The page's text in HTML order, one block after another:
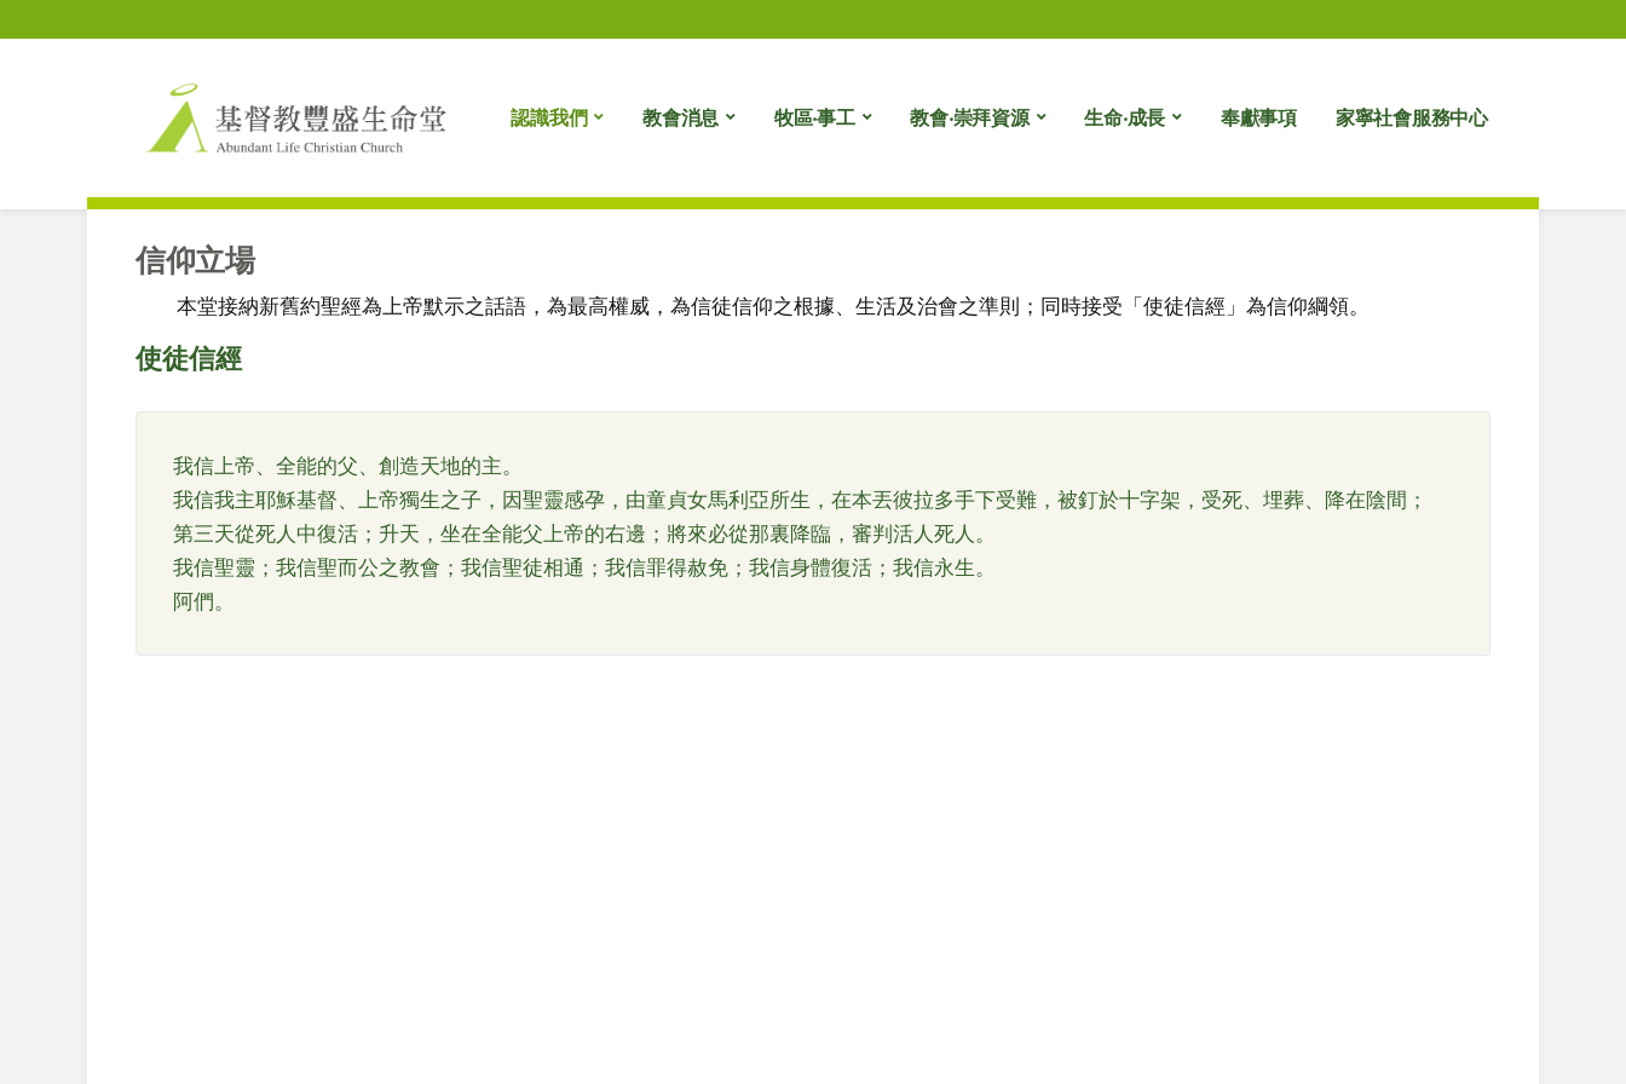
認識我們 教會消息 牧區‧事工 教會‧崇拜資源 生命‧成長 奉獻事項 家寧社會服務中心
信仰立場
本堂接納新舊約聖經為上帝默示之話語，為最高權威，為信徒信仰之根據、生活及治會之準則；同時接受「使徒信經」為信仰綱領。
使徒信經
我信上帝、全能的父、創造天地的主。
我信我主耶穌基督、上帝獨生之子，因聖靈感孕，由童貞女馬利亞所生，在本丟彼拉多手下受難，被釘於十字架，受死、埋葬、降在陰間；
第三天從死人中復活；升天，坐在全能父上帝的右邊；將來必從那裏降臨，審判活人死人。
我信聖靈；我信聖而公之教會；我信聖徒相通；我信罪得赦免；我信身體復活；我信永生。
阿們。